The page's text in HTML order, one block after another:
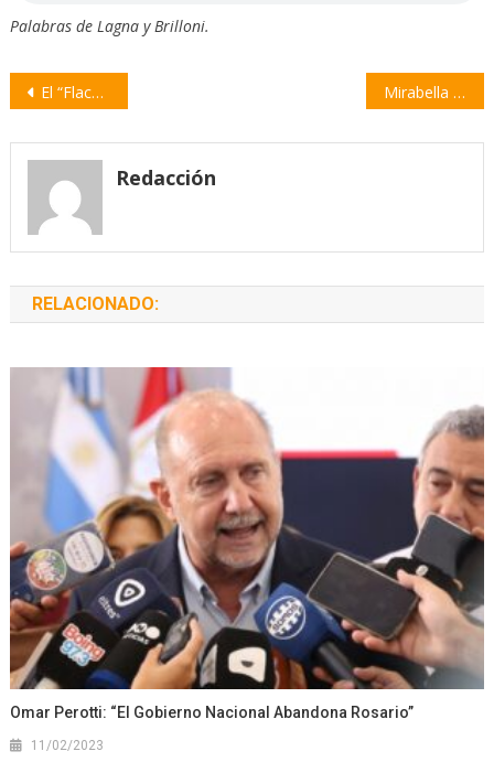
Palabras de Lagna y Brilloni.
Navegación
entradas
El “Flaco” Traverso ofreció una charla sobre seguridad al volante Mirabella participó en la audiencia convocada por la Corte Suprema por el cannabis medicinal
Redacción
RELACIONADO:
Omar Perotti: “El Gobierno Nacional Abandona Rosario”
11/02/2023